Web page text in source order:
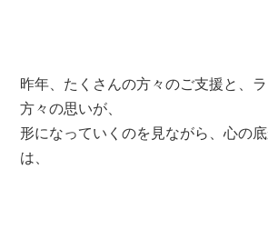
昨年、たくさんの方々のご支援と、
方々の思いが、
形になっていくのを見ながら、心の
は、